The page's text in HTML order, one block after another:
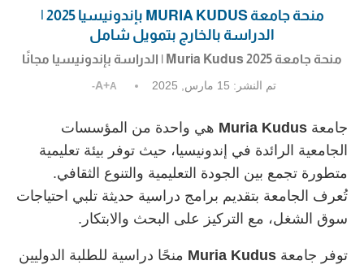
منحة جامعة MURIA KUDUS بإندونيسيا 2025 |
الدراسة بالخارج بتمويل شامل
منحة جامعة Muria Kudus 2025 | الدراسة بإندونيسيا مجانًا
تم النشر: A+A-
جامعة Muria Kudus هي واحدة من المؤسسات
الجامعية الرائدة في إندونيسيا، حيث توفر بيئة تعليمية
متطورة تجمع بين الجودة التعليمية والتنوع الثقافي.
تُعرف الجامعة بتقديم برامج دراسية حديثة تلبي احتياجات
سوق الشغل، مع التركيز على البحث والابتكار.
توفر جامعة Muria Kudus منحًا دراسية للطلبة الدوليين